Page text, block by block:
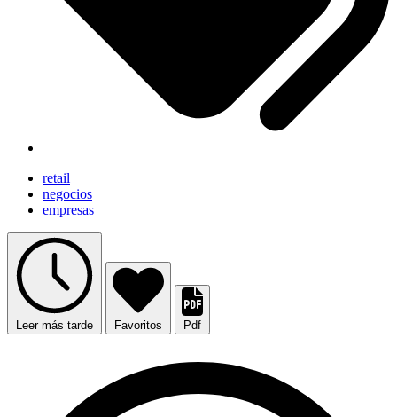
retail
negocios
empresas
Leer más tarde Favoritos Pdf